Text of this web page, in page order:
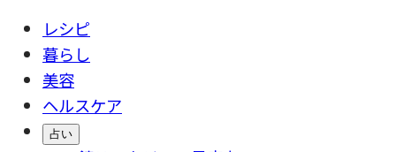
レシピ
暮らし
美容
ヘルスケア
占い